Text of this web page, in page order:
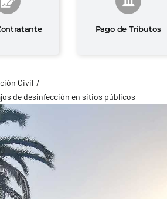
Pago de Tributos
Civil
de desinfección en sitios públicos